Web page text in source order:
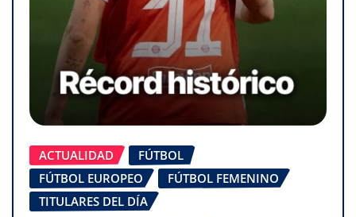
ACTUALIDAD
FÚTBOL
FÚTBOL EUROPEO
FÚTBOL FEMENINO
TITULARES DEL DÍA